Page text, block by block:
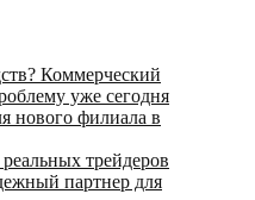
Коммерческий
уже сегодня
нового филиала в
трейдеров
партнер для